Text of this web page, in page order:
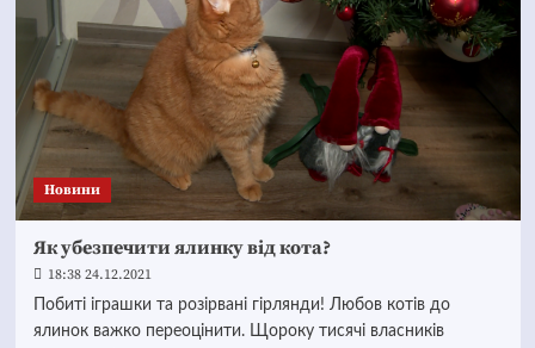
Новини
Як убезпечити ялинку від кота?
18:38 24.12.2021
Побиті іграшки та розірвані гірлянди! Любов котів до
ялинок важко переоцінити. Щороку тисячі власників